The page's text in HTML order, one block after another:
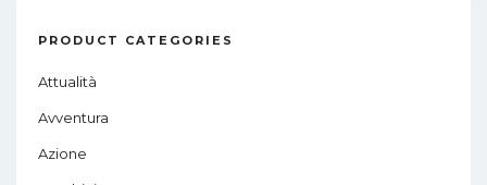
PRODUCT CATEGORIES
Attualità
Avventura
Azione